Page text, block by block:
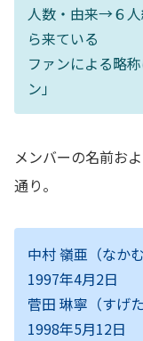
人数・由来→６
ら来ている
ファンによる略
ン」
メンバーの名前お
通り。
中村 嶺亜（なか
1997年4月2日
菅田 琳寧（すげ
1998年5月12日